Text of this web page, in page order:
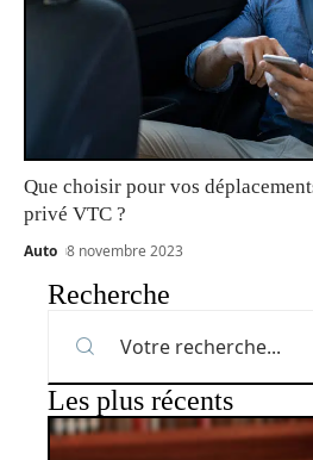
Que choisir pour vos
privé VTC ?
Auto 8 novembre 2023
Recherche
Les plus récents